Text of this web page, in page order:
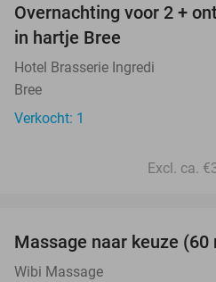
TODAY
Overnachting voor 2 +
in hartje Bree
Hotel Brasserie Ingredi
Bree
Verkocht: 1
Excl. ca.
Massage naar keuze (60
Wibi Massage